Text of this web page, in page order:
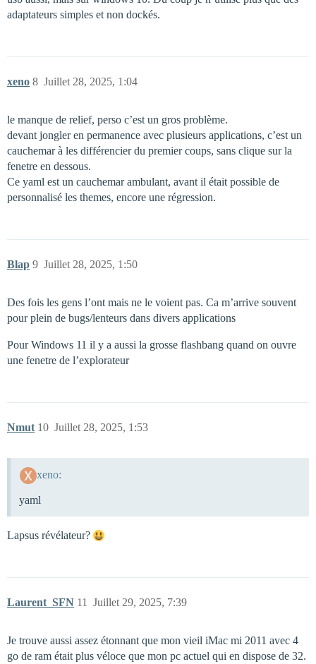
adaptateurs simples et non dockés.
xeno Juillet 28, 2025, 1:04
8
le manque de relief, perso c’est un gros problème.
devant jongler en permanence avec plusieurs applications, c’est un
cauchemar à les différencier du premier coups, sans clique sur la
fenetre en dessous.
Ce yaml est un cauchemar ambulant, avant il était possible de
personnalisé les themes, encore une régression.
Blap Juillet 28, 2025, 1:50
9
Des fois les gens l’ont mais ne le voient pas. Ca m’arrive souvent
pour plein de bugs/lenteurs dans divers applications
Pour Windows 11 il y a aussi la grosse flashbang quand on ouvre
une fenetre de l’explorateur
Nmut Juillet 28, 2025, 1:53
10
xeno:
yaml
Lapsus révélateur?
Laurent_SFN Juillet 29, 2025, 7:39
11
Je trouve aussi assez étonnant que mon vieil iMac mi 2011 avec 4
go de ram était plus véloce que mon pc actuel qui en dispose de 32.